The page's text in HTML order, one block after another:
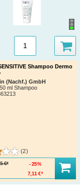
Shampoo Dermo
(Nachf.) GmbH
ml Shampoo
(2)
€*
7,11 €*
25%